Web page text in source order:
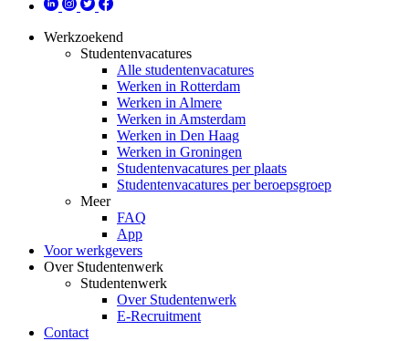
Werkzoekend
Studentenvacatures
Alle studentenvacatures
Werken in Rotterdam
Werken in Almere
Werken in Amsterdam
Werken in Den Haag
Werken in Groningen
Studentenvacatures per plaats
Studentenvacatures per beroepsgroep
Meer
FAQ
App
Voor werkgevers
Over Studentenwerk
Studentenwerk
Over Studentenwerk
E-Recruitment
Contact